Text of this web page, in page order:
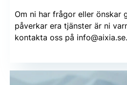
Om ni har frågor eller önskar
påverkar era tjänster är ni
kontakta oss på info@aixia.se.